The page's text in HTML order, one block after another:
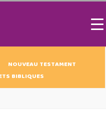
NOUVEAU TESTAMENT
BIBLIQUES